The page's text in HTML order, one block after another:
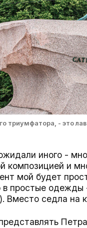
триумфатора, - это
иного -
композицией и
мой будет
в простые
Вместо седла на